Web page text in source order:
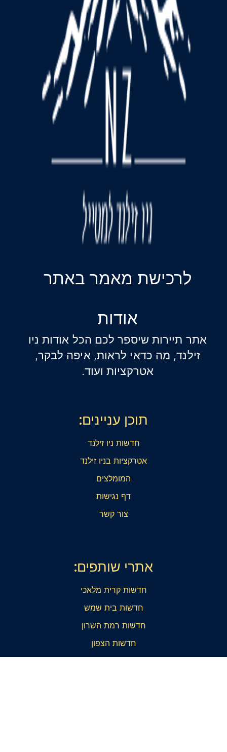
לרכישת מאמר באתר
אודות
אתר תיירות שיספר לכם הכל אודות ניו
זילנד, מה כדאי לראות, איפה לבקר,
אטרקציות ועוד.
תוכן עניינים:
חדשות ניו זילנד
אטרקציות בניו זילנד
המומלצים
דף נגישות
צור קשר
אתרי שותפים:
חדשות קרית מלאכי
חדשות בית שמש
חדשות רמת השרון
חדשות הצפון
חדשות הדרום